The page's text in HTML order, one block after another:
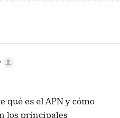
qué es el APN y cómo
los principales